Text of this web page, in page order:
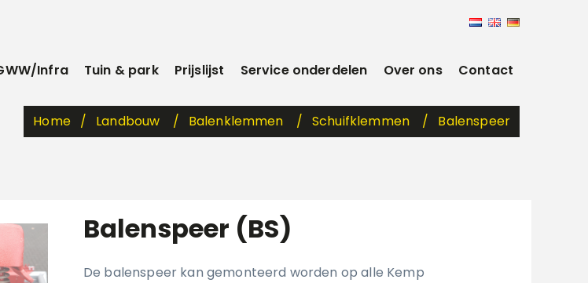
Infra Tuin & park Prijslijst Service onderdelen Over ons Contact
Home Landbouw Balenklemmen Schuifklemmen Balenspeer
Balenspeer (BS)
De balenspeer kan gemonteerd worden op alle Kemp